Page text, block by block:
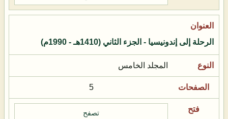
الرحلة إلى إندونيسيا - الجزء الثاني (1410هـ - 1990م)
المجلد الخامس
5
تصفح